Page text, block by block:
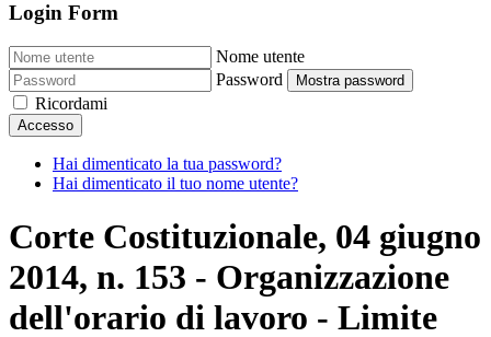
Login Form
Nome utente
Password
Mostra password
Ricordami
Accesso
Hai dimenticato la tua password?
Hai dimenticato il tuo nome utente?
Corte Costituzionale, 04 giugno
2014, n. 153 - Organizzazione
dell'orario di lavoro - Limite